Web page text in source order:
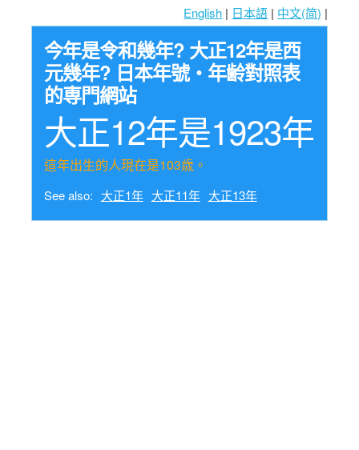
English | 日本語 | 中文(简) |
今年是令和幾年? 大正12年是西
元幾年? 日本年號・年齢對照表
的専門網站
大正12年是1923年
這年出生的人現在是103歳。
See also: 大正1年 大正11年 大正13年